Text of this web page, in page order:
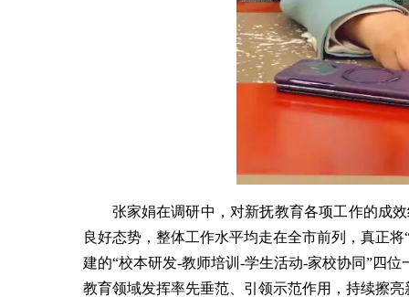
张家娟在调研中，对新抚教育各项工作的成
良好态势，整体工作水平均走在全市前列，真正
建的“校本研发-教师培训-学生活动-家校协同”四
教育领域发挥率先垂范、引领示范作用，持续擦